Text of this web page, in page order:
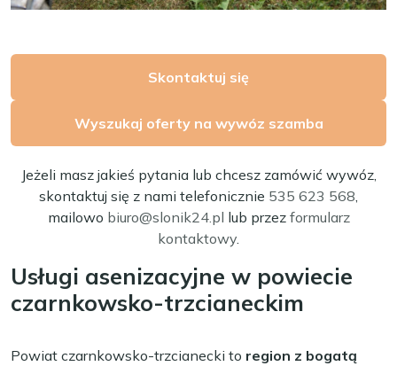
Skontaktuj się
Wyszukaj oferty na wywóz szamba
Jeżeli masz jakieś pytania lub chcesz zamówić wywóz,
skontaktuj się z nami telefonicznie 535 623 568,
mailowo biuro@slonik24.pl lub przez formularz
kontaktowy.
Usługi asenizacyjne w powiecie
czarnkowsko-trzcianeckim
Powiat czarnkowsko-trzcianecki to region z bogatą